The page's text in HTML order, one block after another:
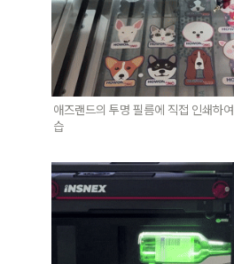
애즈랜드의 투명 필름에 직접 인쇄하
습